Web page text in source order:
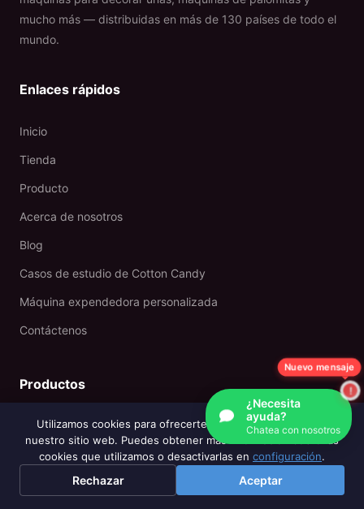
mucho más — distribuidas en más de 130 países de todo el
mundo.
Enlaces rápidos
Inicio
Tienda
Producto
Acerca de nosotros
Blog
Casos de estudio de Cotton Candy
Máquina expendedora personalizada
Contáctenos
Productos
Máquina expendedora de algodón de azúcar
Armario doble
Armario individual
¿Necesita
ayuda?
Chatea con nosotros
Nuevo mensaje
Utilizamos cookies para ofrecerte la mejor experiencia en
nuestro sitio web. Puedes obtener más información sobre las
cookies que utilizamos o desactivarlas en configuración.
Rechazar Aceptar